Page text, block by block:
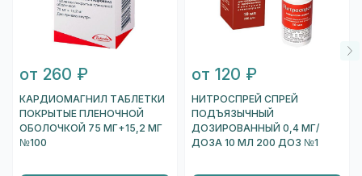
от 260 ₽
КАРДИОМАГНИЛ ТАБЛЕТКИ
ПОКРЫТЫЕ ПЛЕНОЧНОЙ
ОБОЛОЧКОЙ 75 МГ+15,2 МГ
№100
от 120 ₽
НИТРОСПРЕЙ СПРЕЙ
ПОДЪЯЗЫЧНЫЙ
ДОЗИРОВАННЫЙ 0,4 МГ/
ДОЗА 10 МЛ 200 ДОЗ №1